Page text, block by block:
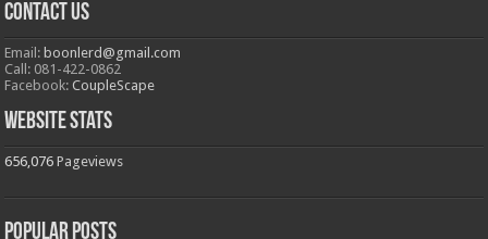
Contact Us
Email: boonlerd@gmail.com
Call: 081-422-0862
Facebook:CoupleScape
Website Stats
656,076 Pageviews
Popular Posts